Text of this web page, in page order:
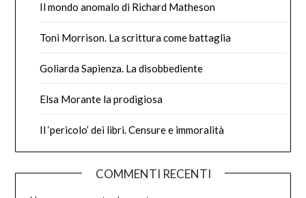
Il mondo anomalo di Richard Matheson
Toni Morrison. La scrittura come battaglia
Goliarda Sapienza. La disobbediente
Elsa Morante la prodigiosa
Il ‘pericolo’ dei libri. Censure e immoralità
COMMENTI RECENTI